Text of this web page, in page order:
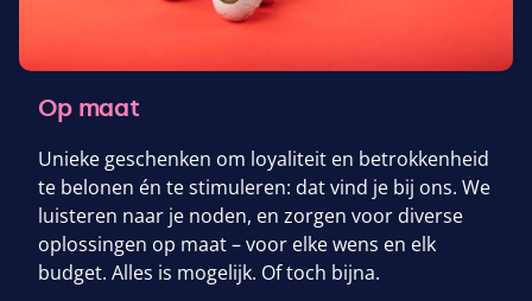
Op maat
Unieke geschenken om loyaliteit en betrokkenheid
te belonen én te stimuleren: dat vind je bij ons. We
luisteren naar je noden, en zorgen voor diverse
oplossingen op maat – voor elke wens en elk
budget. Alles is mogelijk. Of toch bijna.